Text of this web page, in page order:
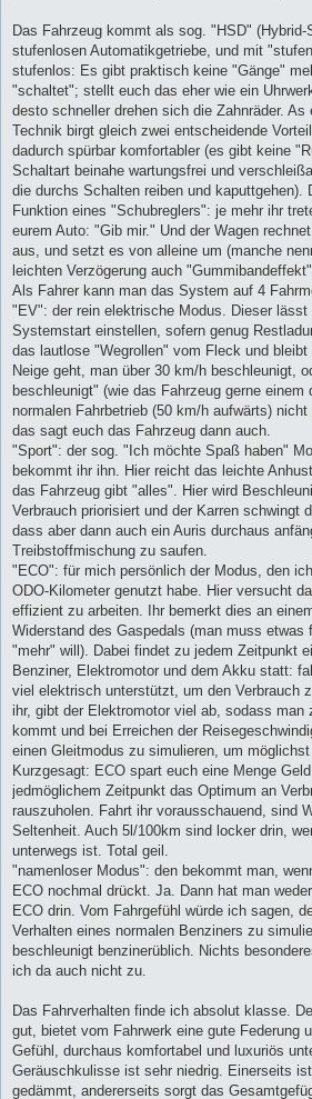
Das Fahrzeug kommt als sog. "HSD"
stufenlosen Automatikgetriebe, und mit
stufenlos: Es gibt praktisch keine "Gänge"
"schaltet"; stellt euch das eher wie ein
desto schneller drehen sich die Zahnräder.
Technik birgt gleich zwei entscheidende
dadurch spürbar komfortabler (es gibt keine
Schaltart beinahe wartungsfrei und
die durchs Schalten reiben und kaputtgehen).
Funktion eines "Schubreglers": je mehr ihr
eurem Auto: "Gib mir." Und der Wagen
aus, und setzt es von alleine um (manche
leichten Verzögerung auch
Als Fahrer kann man das System auf 4
"EV": der rein elektrische Modus. Dieser
Systemstart einstellen, sofern genug
das lautlose "Wegrollen" vom Fleck und
Neige geht, man über 30 km/h beschleunigt,
beschleunigt" (wie das Fahrzeug gerne
normalen Fahrbetrieb (50 km/h aufwärts)
das sagt euch das Fahrzeug dann auch.
"Sport": der sog. "Ich möchte Spaß haben"
bekommt ihr ihn. Hier reicht das leichte
das Fahrzeug gibt "alles". Hier wird
Verbrauch priorisiert und der Karren schwingt
dass aber dann auch ein Auris durchaus
Treibstoffmischung zu saufen.
"ECO": für mich persönlich der Modus, den
ODO-Kilometer genutzt habe. Hier versucht
effizient zu arbeiten. Ihr bemerkt dies an
Widerstand des Gaspedals (man muss etwas
"mehr" will). Dabei findet zu jedem Zeitpunkt
Benziner, Elektromotor und dem Akku statt:
viel elektrisch unterstützt, um den Verbrauch
ihr, gibt der Elektromotor viel ab, sodass man
kommt und bei Erreichen der
einen Gleitmodus zu simulieren, um
Kurzgesagt: ECO spart euch eine Menge
jedmöglichem Zeitpunkt das Optimum an
rauszuholen. Fahrt ihr vorausschauend, sind
Seltenheit. Auch 5l/100km sind locker drin,
unterwegs ist. Total geil.
"namenloser Modus": den bekommt man,
ECO nochmal drückt. Ja. Dann hat man
ECO drin. Vom Fahrgefühl würde ich sagen,
Verhalten eines normalen Benziners zu
beschleunigt benzinerüblich. Nichts
ich da auch nicht zu.
Das Fahrverhalten finde ich absolut klasse.
gut, bietet vom Fahrwerk eine gute Federung
Gefühl, durchaus komfortabel und luxuriös
Geräuschkulisse ist sehr niedrig. Einerseits
gedämmt, andererseits sorgt das